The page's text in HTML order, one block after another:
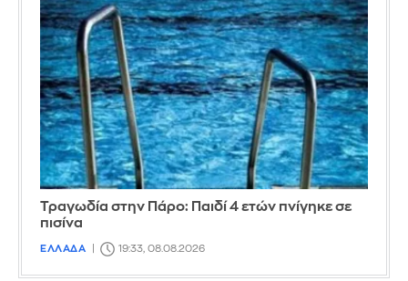
Τραγωδία στην Πάρο: Παιδί 4 ετών πνίγηκε σε
πισίνα
ΕΛΛΑΔΑ 19:33, 08.08.2026